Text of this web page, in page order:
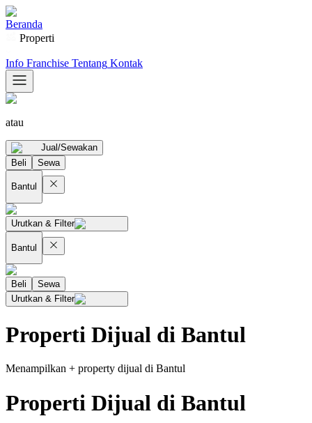
Beranda
Properti
Info Franchise Tentang Kontak
atau
Jual/Sewakan
Beli
Sewa
Bantul
Urutkan & Filter
Bantul
Beli
Sewa
Urutkan & Filter
Properti Dijual di Bantul
Menampilkan + property dijual di Bantul
Properti Dijual di Bantul